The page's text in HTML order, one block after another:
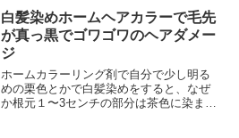
白髪染めホームヘアカラーで毛先
が真っ黒でゴワゴワのヘアダメー
ジ
ホームカラーリング剤で自分で少し明る
めの栗色とかで白髪染めをすると、なぜ
か根元１〜3センチの部分は茶色に染まっ